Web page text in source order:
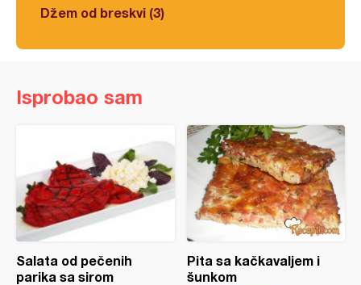
Džem od breskvi (3)
Isprobao sam
Salata od pečenih
parika sa sirom
Pita sa kačkavaljem i
šunkom